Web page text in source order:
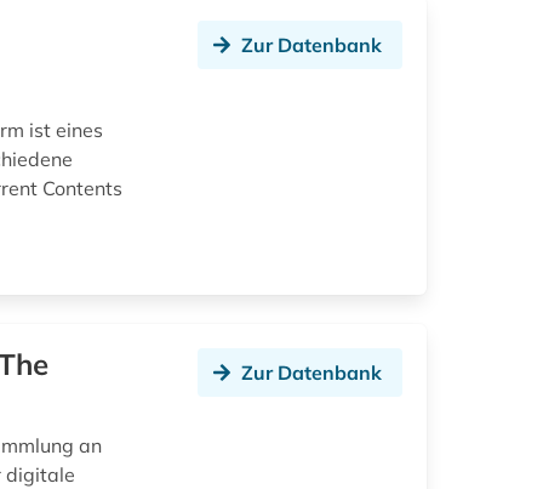
ist eines
Contents
Zur Datenbank
an
digitale
Zur Datenbank